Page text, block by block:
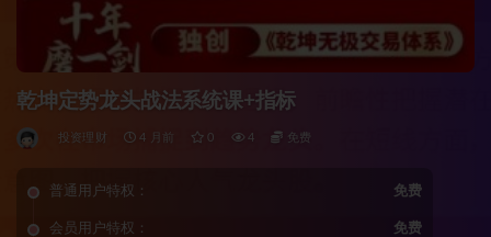
乾坤定势龙头战法系统课+指标
投资理财 4 月前 0 4 免费
普通用户特权： 免费
会员用户特权： 免费